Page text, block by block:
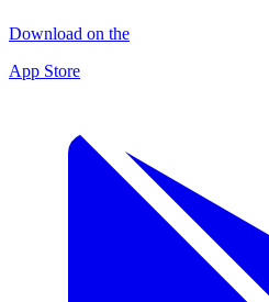
Download on the
App Store